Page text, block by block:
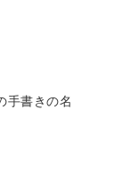
手書きの名